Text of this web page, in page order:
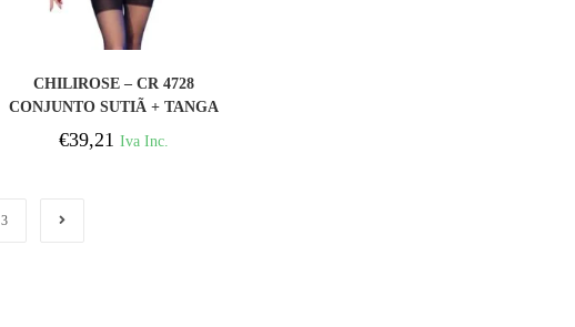
CHILIROSE – CR 4728
CONJUNTO SUTIÃ + TANGA
+ MEIAS PRETO M
€39,21 Iva Inc.
3